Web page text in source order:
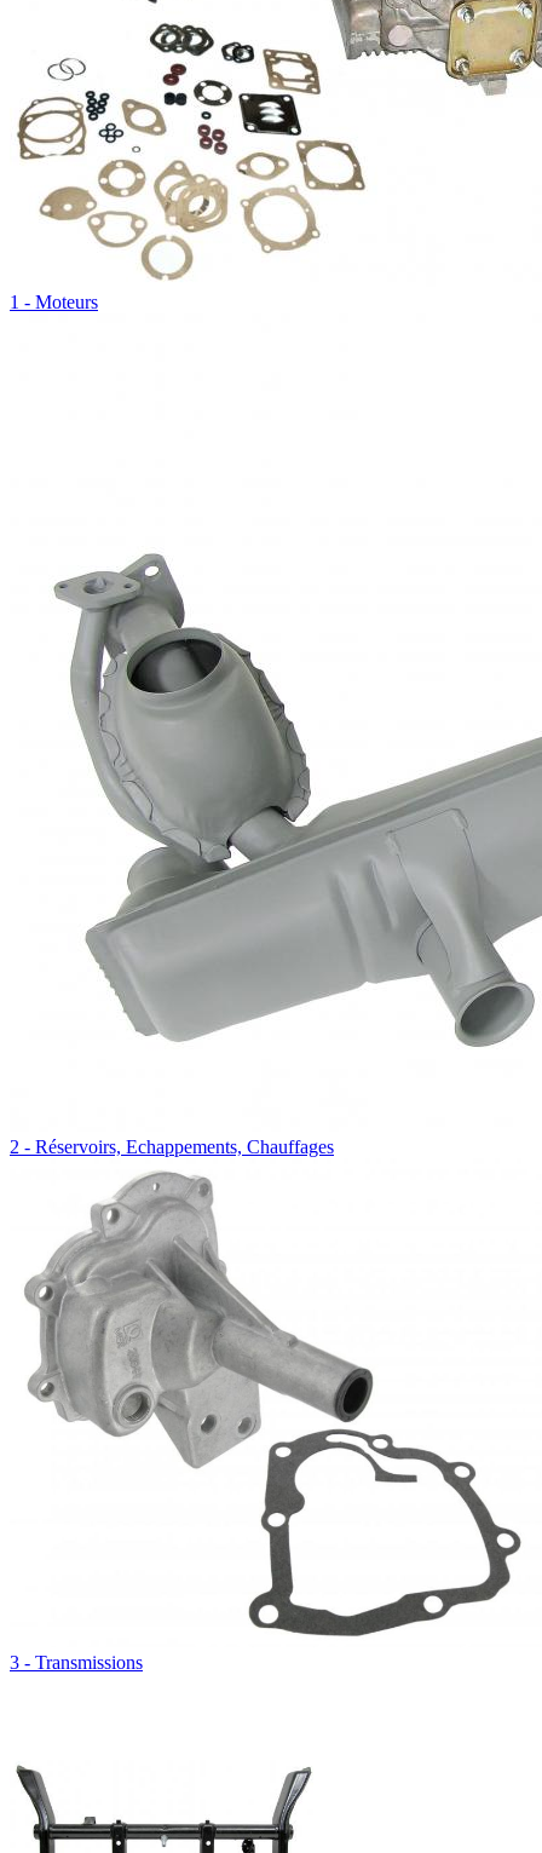
1 - Moteurs
2 - Réservoirs, Echappements, Chauffages
3 - Transmissions